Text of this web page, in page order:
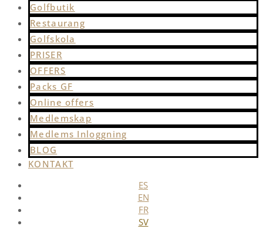
Golfbutik
Restaurang
Golfskola
PRISER
OFFERS
Packs GF
Online offers
Medlemskap
Medlems Inloggning
BLOG
KONTAKT
ES
EN
FR
SV